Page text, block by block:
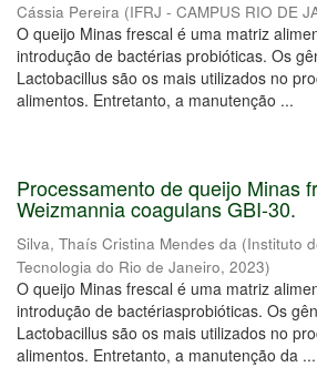
Cássia Pereira (IFRJ - CAMPUS RIO DE
O queijo Minas frescal é uma matriz
introdução de bactérias probióticas. Os
Lactobacillus são os mais utilizados no
alimentos. Entretanto, a manutenção ...
Processamento de queijo Minas
Weizmannia coagulans GBI-30.
Silva, Thaís Cristina Mendes da (Instituto
Tecnologia do Rio de Janeiro, 2023)
O queijo Minas frescal é uma matriz
introdução de bactériasprobióticas. Os
Lactobacillus são os mais utilizados no
alimentos. Entretanto, a manutenção da ...